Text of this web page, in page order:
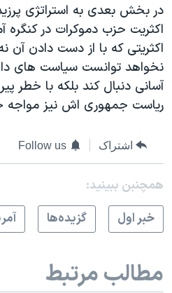
در بخش بعدی به استراتژی
اکثریت حزب دموکرات در کنگره
اکثریتی که با از دست دادن آن
نخواهد توانست سیاست های
آسانی دنبال کند بلکه با خطر
ریاست جمهوری اش نیز مواجه
اشتراک Follow us
همچنبن ببینید:
خبر اول
گزيده‌ها
مطالب مرتبط